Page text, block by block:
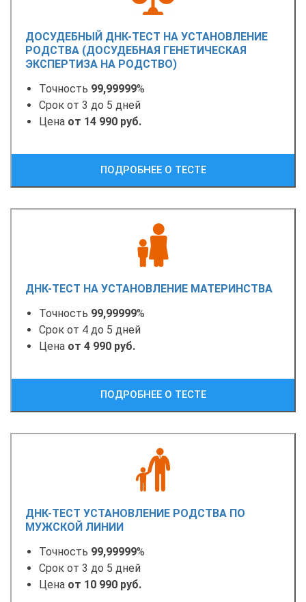
ДОСУДЕБНЫЙ ДНК-ТЕСТ НА УСТАНОВЛЕНИЕ
РОДСТВА (ДОСУДЕБНАЯ ГЕНЕТИЧЕСКАЯ
ЭКСПЕРТИЗА НА РОДСТВО)
Точность 99,99999%
Срок от 3 до 5 дней
Цена от 14 990 руб.
ПОДРОБНЕЕ О ТЕСТЕ
ДНК-ТЕСТ НА УСТАНОВЛЕНИЕ МАТЕРИНСТВА
Точность 99,99999%
Срок от 4 до 5 дней
Цена от 4 990 руб.
ПОДРОБНЕЕ О ТЕСТЕ
ДНК-ТЕСТ УСТАНОВЛЕНИЕ РОДСТВА ПО
МУЖСКОЙ ЛИНИИ
Точность 99,99999%
Срок от 3 до 5 дней
Цена от 10 990 руб.